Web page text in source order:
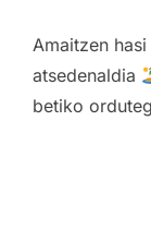
Amaitzen
atsedenaldia
betiko